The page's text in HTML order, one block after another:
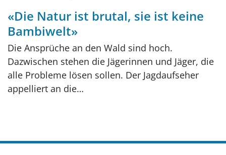
«Die Natur ist brutal, sie ist keine
Bambiwelt»
Die Ansprüche an den Wald sind hoch.
Dazwischen stehen die Jägerinnen und Jäger, die
alle Probleme lösen sollen. Der Jagdaufseher
appelliert an die…